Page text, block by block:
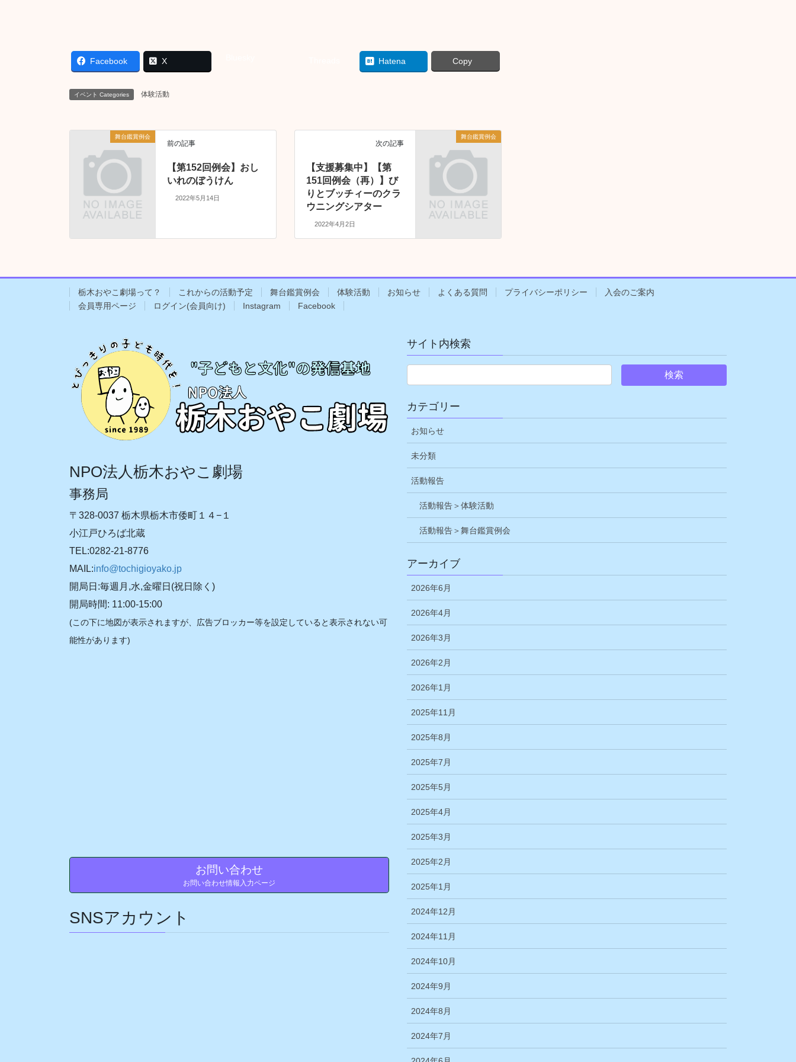
Facebook X Hatena Copy
イベント Categories 体験活動
舞台鑑賞例会
前の記事
【第152回例会】おし
いれのぼうけん
2022年5月14日
舞台鑑賞例会
次の記事
【支援募集中】【第
151回例会（再）】び
りとブッチィーのクラ
ウニングシアター
2022年4月2日
栃木おやこ劇場って？ これからの活動予定 舞台鑑賞例会 体験活動 お知らせ よくある質問 プライバシーポリシー
入会のご案内
会員専用ページ
ログイン(会員向け) Instagram Facebook
NPO法人栃木おやこ劇場
事務局
〒328-0037 栃木県栃木市倭町１４−１
小江戸ひろば北蔵
TEL:0282-21-8776
MAIL:info@tochigioyako.jp
開局日:毎週月,水,金曜日(祝日除く)
開局時間: 11:00-15:00
(この下に地図が表示されますが、広告ブロッカー等を設定していると表示されない可
能性があります)
お問い合わせ
お問い合わせ情報入力ページ
SNSアカウント
サイト内検索
カテゴリー
お知らせ
未分類
活動報告
活動報告＞体験活動
活動報告＞舞台鑑賞例会
アーカイブ
2026年6月
2026年4月
2026年3月
2026年2月
2026年1月
2025年11月
2025年8月
2025年7月
2025年5月
2025年4月
2025年3月
2025年2月
2025年1月
2024年12月
2024年11月
2024年10月
2024年9月
2024年8月
2024年7月